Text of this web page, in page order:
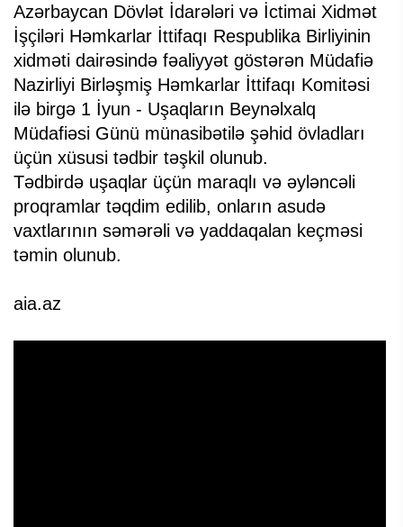
Azərbaycan Dövlət İdarələri və İctimai Xidmət
İşçiləri Həmkarlar İttifaqı Respublika Birliyinin
xidməti dairəsində fəaliyyət göstərən Müdafiə
Nazirliyi Birləşmiş Həmkarlar İttifaqı Komitəsi
ilə birgə 1 İyun - Uşaqların Beynəlxalq
Müdafiəsi Günü münasibətilə şəhid övladları
üçün xüsusi tədbir təşkil olunub.
Tədbirdə uşaqlar üçün maraqlı və əyləncəli
proqramlar təqdim edilib, onların asudə
vaxtlarının səmərəli və yaddaqalan keçməsi
təmin olunub.
aia.az